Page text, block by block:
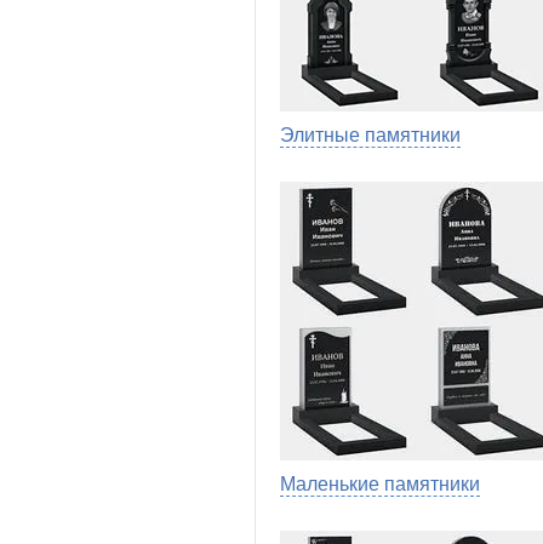
Элитные памятники
Маленькие памятники